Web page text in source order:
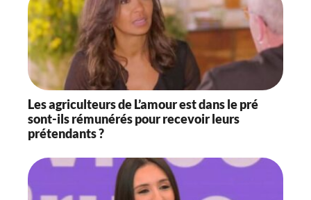
Les agriculteurs de L’amour est dans le pré
sont-ils rémunérés pour recevoir leurs
prétendants ?